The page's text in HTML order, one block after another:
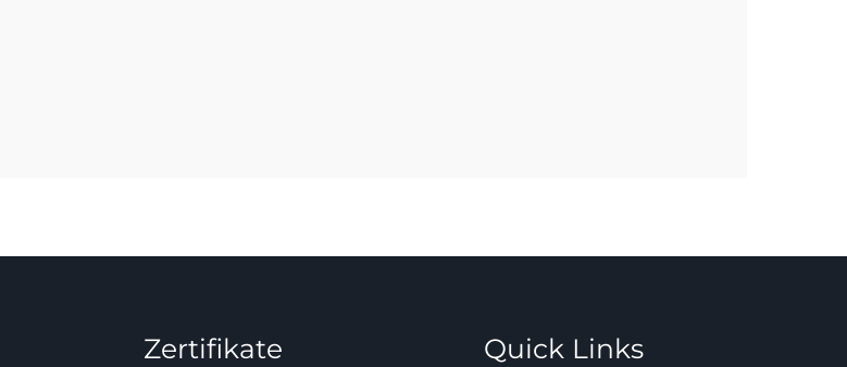
Zertifikate Quick Links